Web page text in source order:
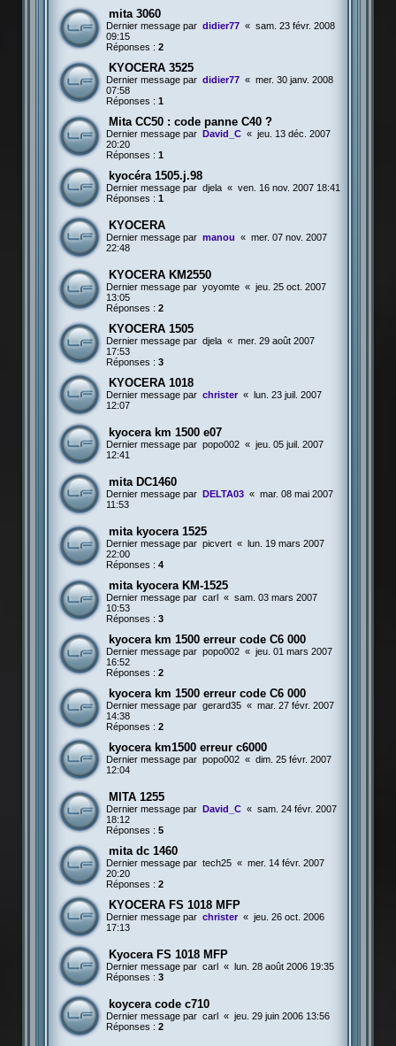
mita 3060
Dernier message par didier77 « sam. 23 févr. 2008
09:15
Réponses : 2
KYOCERA 3525
Dernier message par didier77 « mer. 30 janv. 2008
07:58
Réponses : 1
Mita CC50 : code panne C40 ?
Dernier message par David_C « jeu. 13 déc. 2007
20:20
Réponses : 1
kyocéra 1505.j.98
Dernier message par djela « ven. 16 nov. 2007 18:41
Réponses : 1
KYOCERA
Dernier message par manou « mer. 07 nov. 2007
22:48
KYOCERA KM2550
Dernier message par yoyomte « jeu. 25 oct. 2007
13:05
Réponses : 2
KYOCERA 1505
Dernier message par djela « mer. 29 août 2007
17:53
Réponses : 3
KYOCERA 1018
Dernier message par christer «
lun. 23 juil. 2007
12:07
kyocera km 1500 e07
Dernier message par popo002 « jeu. 05 juil. 2007
12:41
mita DC1460
Dernier message par DELTA03 « mar. 08 mai 2007
11:53
mita kyocera 1525
Dernier message par picvert «
lun. 19 mars 2007
22:00
Réponses : 4
mita kyocera KM-1525
Dernier message par carl « sam. 03 mars 2007
10:53
Réponses : 3
kyocera km 1500 erreur code C6 000
Dernier message par popo002 « jeu. 01 mars 2007
16:52
Réponses : 2
kyocera km 1500 erreur code C6 000
Dernier message par gerard35 « mar. 27 févr. 2007
14:38
Réponses : 2
kyocera km1500 erreur c6000
Dernier message par popo002 « dim. 25 févr. 2007
12:04
MITA 1255
Dernier message par David_C « sam. 24 févr. 2007
18:12
Réponses : 5
mita dc 1460
Dernier message par tech25 « mer. 14 févr. 2007
20:20
Réponses : 2
KYOCERA FS 1018 MFP
Dernier message par christer « jeu. 26 oct. 2006
17:13
Kyocera FS 1018 MFP
Dernier message par carl «
lun. 28 août 2006 19:35
Réponses : 3
koycera code c710
Dernier message par carl « jeu. 29 juin 2006 13:56
Réponses : 2